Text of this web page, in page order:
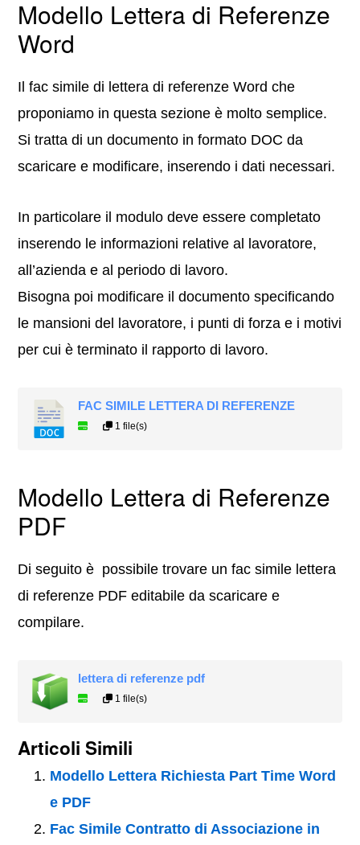
Modello Lettera di Referenze
Word
Il fac simile di lettera di referenze Word che
proponiamo in questa sezione è molto semplice.
Si tratta di un documento in formato DOC da
scaricare e modificare, inserendo i dati necessari.
In particolare il modulo deve essere completato
inserendo le informazioni relative al lavoratore,
all’azienda e al periodo di lavoro.
Bisogna poi modificare il documento specificando
le mansioni del lavoratore, i punti di forza e i motivi
per cui è terminato il rapporto di lavoro.
FAC SIMILE LETTERA DI REFERENZE
1 file(s)
Modello Lettera di Referenze
PDF
Di seguito è possibile trovare un fac simile lettera
di referenze PDF editabile da scaricare e
compilare.
lettera di referenze pdf
1 file(s)
Articoli Simili
Modello Lettera Richiesta Part Time Word
e PDF
Fac Simile Contratto di Associazione in